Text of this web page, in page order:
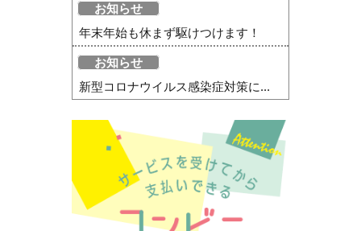
お知らせ
年末年始も休まず駆けつけます！
お知らせ
新型コロナウイルス感染症対策に...